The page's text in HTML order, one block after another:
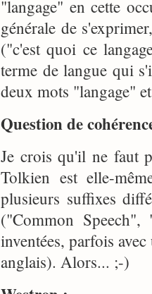
"langage" en cette
générale de
("c'est quoi ce
terme de langue qui
deux mots "langage"
Question de
Je crois qu'il ne faut
Tolkien est elle-
plusieurs suffixes
("Common
inventées, parfois
anglais). Alors... ;-)